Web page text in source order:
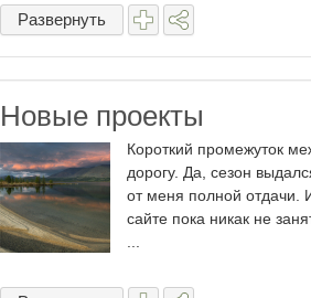
Развернуть
Новые проекты
Короткий промежуток
дорогу. Да, сезон
от меня полной отдачи.
сайте пока никак не